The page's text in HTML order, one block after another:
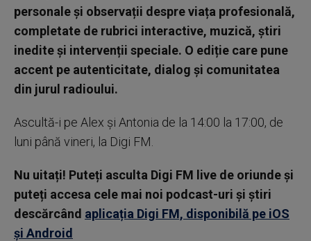
personale și observații despre viața profesională,
completate de rubrici interactive, muzică, știri
inedite și intervenții speciale. O ediție care pune
accent pe autenticitate, dialog și comunitatea
din jurul radioului.
Ascultă-i pe Alex și Antonia de la 14:00 la 17:00, de
luni până vineri, la Digi FM.
Nu uitați! Puteți asculta Digi FM live de oriunde și
puteți accesa cele mai noi podcast-uri și știri
descărcând aplicația Digi FM, disponibilă pe iOS
și Android